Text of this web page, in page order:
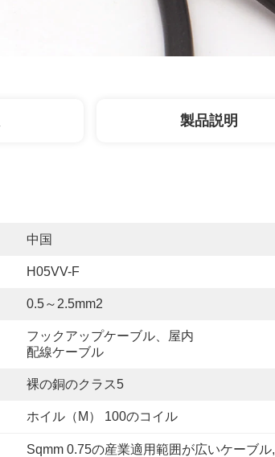
製品説明
中国
H05VV-F
0.5～2.5mm2
フックアップケーブル、屋内
配線ケーブル
裸の銅のクラス5
ホイル（m） 100のコイル
Sqmm 0.75の産業適用範囲が広いケーブル,